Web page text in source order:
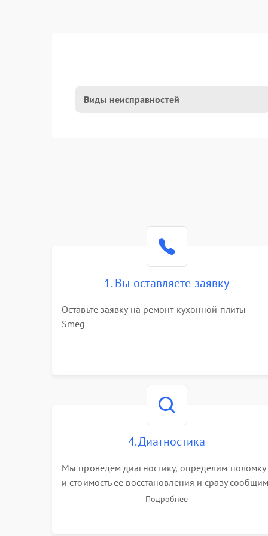
Виды неисправностей
1. Вы оставляете заявку
Оставьте заявку на ремонт кухонной плиты
Smeg
4. Диагностика
Мы проведем диагностику, определим поломку
и стоимость ее восстановления и сразу сообщим
вам о сроках ее починки
Подробнее